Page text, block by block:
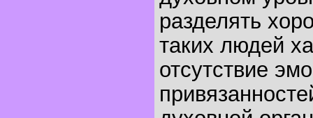
разделять
таких людей
отсутствие